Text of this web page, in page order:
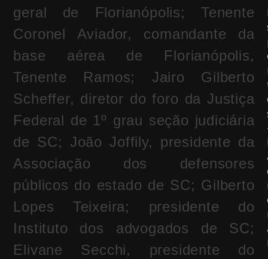
geral de Florianópolis; Tenente
Coronel Aviador, comandante da
base aérea de Florianópolis,
Tenente Ramos; Jairo Gilberto
Scheffer, diretor do foro da Justiça
Federal de 1º grau seção judiciária
de SC; João Joffily, presidente da
Associação dos defensores
públicos do estado de SC; Gilberto
Lopes Teixeira; presidente do
Instituto dos advogados de SC;
Elivane Secchi, presidente do